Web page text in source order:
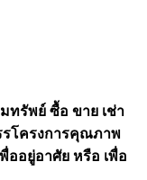
ทรัพย์ ซื้อ ขาย เช่า
รโครงการคุณภาพ
ออยู่อาศัย หรือ เพื่อ